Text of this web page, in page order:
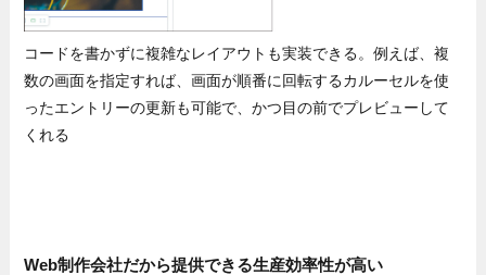
コードを書かずに複雑なレイアウトも実装できる。例えば、複
数の画面を指定すれば、画面が順番に回転するカルーセルを使
ったエントリーの更新も可能で、かつ目の前でプレビューして
くれる
Web制作会社だから提供できる生産効率性が高い